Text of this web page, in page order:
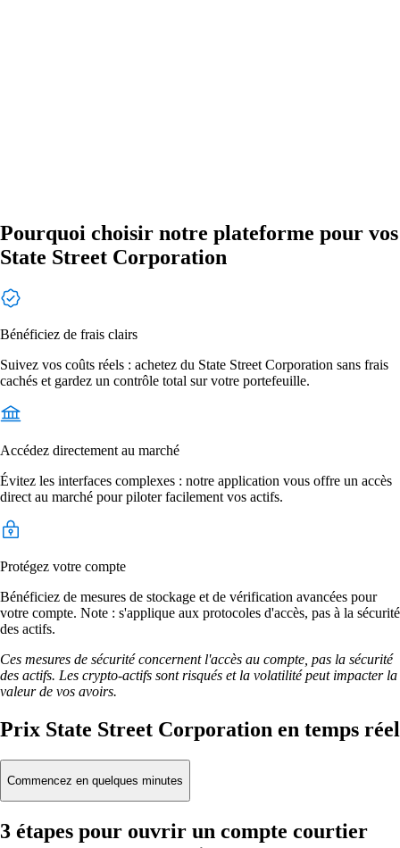
Pourquoi choisir notre plateforme pour vos
State Street Corporation
Bénéficiez de frais clairs
Suivez vos coûts réels : achetez du State Street Corporation sans frais
cachés et gardez un contrôle total sur votre portefeuille.
Accédez directement au marché
Évitez les interfaces complexes : notre application vous offre un accès
direct au marché pour piloter facilement vos actifs.
Protégez votre compte
Bénéficiez de mesures de stockage et de vérification avancées pour
votre compte. Note : s'applique aux protocoles d'accès, pas à la sécurité
des actifs.
Ces mesures de sécurité concernent l'accès au compte, pas la sécurité
des actifs. Les crypto-actifs sont risqués et la volatilité peut impacter la
valeur de vos avoirs.
Prix State Street Corporation en temps réel
Commencez en quelques minutes
3 étapes pour ouvrir un compte courtier